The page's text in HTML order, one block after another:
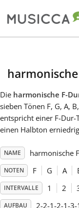
Dansk
English
Español
Die harmonische F-
sieben Tönen F, G, A,
entspricht einer F-Dur-
einen Halbton
NAME harmonische
NOTEN F G A
INTERVALLE 1 2
AUFBAU 2-2-1-2-1-3-